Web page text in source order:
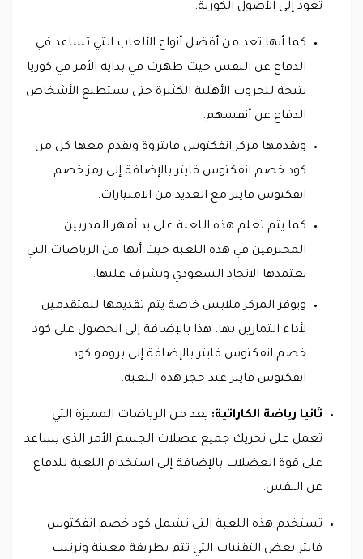
تعود إلى الأصول الكورية.
كما أنها تعد من أفضل أنواع الألعاب التي تساعد في
الدفاع عن النفس حيث ظهرت في بداية الأمر في كوريا
نتيجة للحروب الأهلية الكثيرة حتى يستطيع الأشخاص
الدفاع عن أنفسهم.
ويقدمها مركز انفكتوس فايتروة ويقدم معها كل من
كود خصم انفكتوس فايتر بالإضافة إلى رمز خصم
انفكتوس فايتر مع العديد من الامتيازات.
كما يتم تعلم هذه اللعبة على يد أمهر المدربين
المحترفين في هذه اللعبة حيث أنها من الرياضات التي
يعتمدها الاتحاد السعودي ويشرف عليها.
ويوفر المركز ملابس خاصة يتم تقديمها للمتقدمين
لأداء التمارين بها، هذا بالإضافة إلى الحصول على كود
خصم انفكتوس فايتر بالإضافة إلى برومو كود
انفكتوس فايتر عند حجز هذه اللعبة.
ثانيا رياضة الكاراتية: يعد من الرياضات المميزة التي
تعمل على تحريك جميع عضلات الجسم الأمر الذي يساعد
على قوة العضلات بالإضافة إلى استخدام اللعبة للدفاع
عن النفس.
تستخدم هذه اللعبة التي تشمل كود خصم انفكتوس
فايتر بعض التقنيات التي تتم بطريقة معينة وترتيب